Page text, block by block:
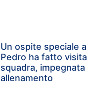
Un ospite speciale
Pedro ha fatto
squadra, impegnata
allenamento